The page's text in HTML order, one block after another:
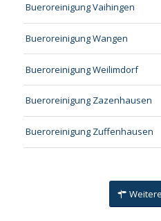
Bueroreinigung Vaihingen
Bueroreinigung Wangen
Bueroreinigung Weilimdorf
Bueroreinigung Zazenhausen
Bueroreinigung Zuffenhausen